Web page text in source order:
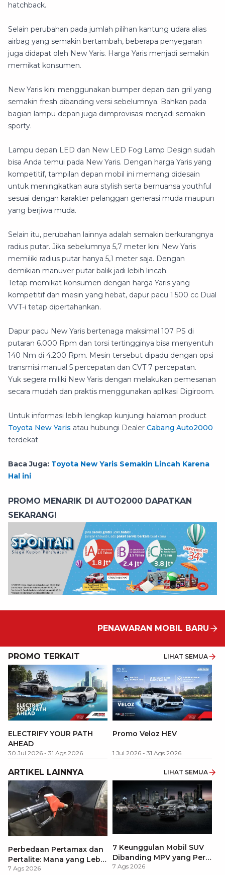
hatchback.
Selain perubahan pada jumlah pilihan kantung udara alias
airbag yang semakin bertambah, beberapa penyegaran
juga didapat oleh New Yaris. Harga Yaris menjadi semakin
memikat konsumen.
New Yaris kini menggunakan bumper depan dan gril yang
semakin fresh dibanding versi sebelumnya. Bahkan pada
bagian lampu depan juga diimprovisasi menjadi semakin
sporty.
Lampu depan LED dan New LED Fog Lamp Design sudah
bisa Anda temui pada New Yaris. Dengan harga Yaris yang
kompetitif, tampilan depan mobil ini memang didesain
untuk meningkatkan aura stylish serta bernuansa youthful
sesuai dengan karakter pelanggan generasi muda maupun
yang berjiwa muda.
Selain itu, perubahan lainnya adalah semakin berkurangnya
radius putar. Jika sebelumnya 5,7 meter kini New Yaris
memiliki radius putar hanya 5,1 meter saja. Dengan
demikian manuver putar balik jadi lebih lincah.
Tetap memikat konsumen dengan harga Yaris yang
kompetitif dan mesin yang hebat, dapur pacu 1.500 cc Dual
VVT-i tetap dipertahankan.
Dapur pacu New Yaris bertenaga maksimal 107 PS di
putaran 6.000 Rpm dan torsi tertingginya bisa menyentuh
140 Nm di 4.200 Rpm. Mesin tersebut dipadu dengan opsi
transmisi manual 5 percepatan dan CVT 7 percepatan.
Yuk segera miliki New Yaris dengan melakukan pemesanan
secara mudah dan praktis menggunakan aplikasi Digiroom.
Untuk informasi lebih lengkap kunjungi halaman product
Toyota New Yaris atau hubungi Dealer Cabang Auto2000
terdekat
Baca Juga: Toyota New Yaris Semakin Lincah Karena
Hal ini
PROMO MENARIK DI AUTO2000 DAPATKAN
SEKARANG!
PENAWARAN MOBIL BARU
PROMO TERKAIT LIHAT SEMUA
ELECTRIFY YOUR PATH
AHEAD
30 Jul 2026 - 31 Ags 2026
Promo Veloz HEV
1 Jul 2026 - 31 Ags 2026
ARTIKEL LAINNYA LIHAT SEMUA
Perbedaan Pertamax dan
Pertalite: Mana yang Lebih
Baik untuk Mobil Toyota
7 Ags 2026
7 Keunggulan Mobil SUV
Dibanding MPV yang Perlu
Anda Ketahui
7 Ags 2026